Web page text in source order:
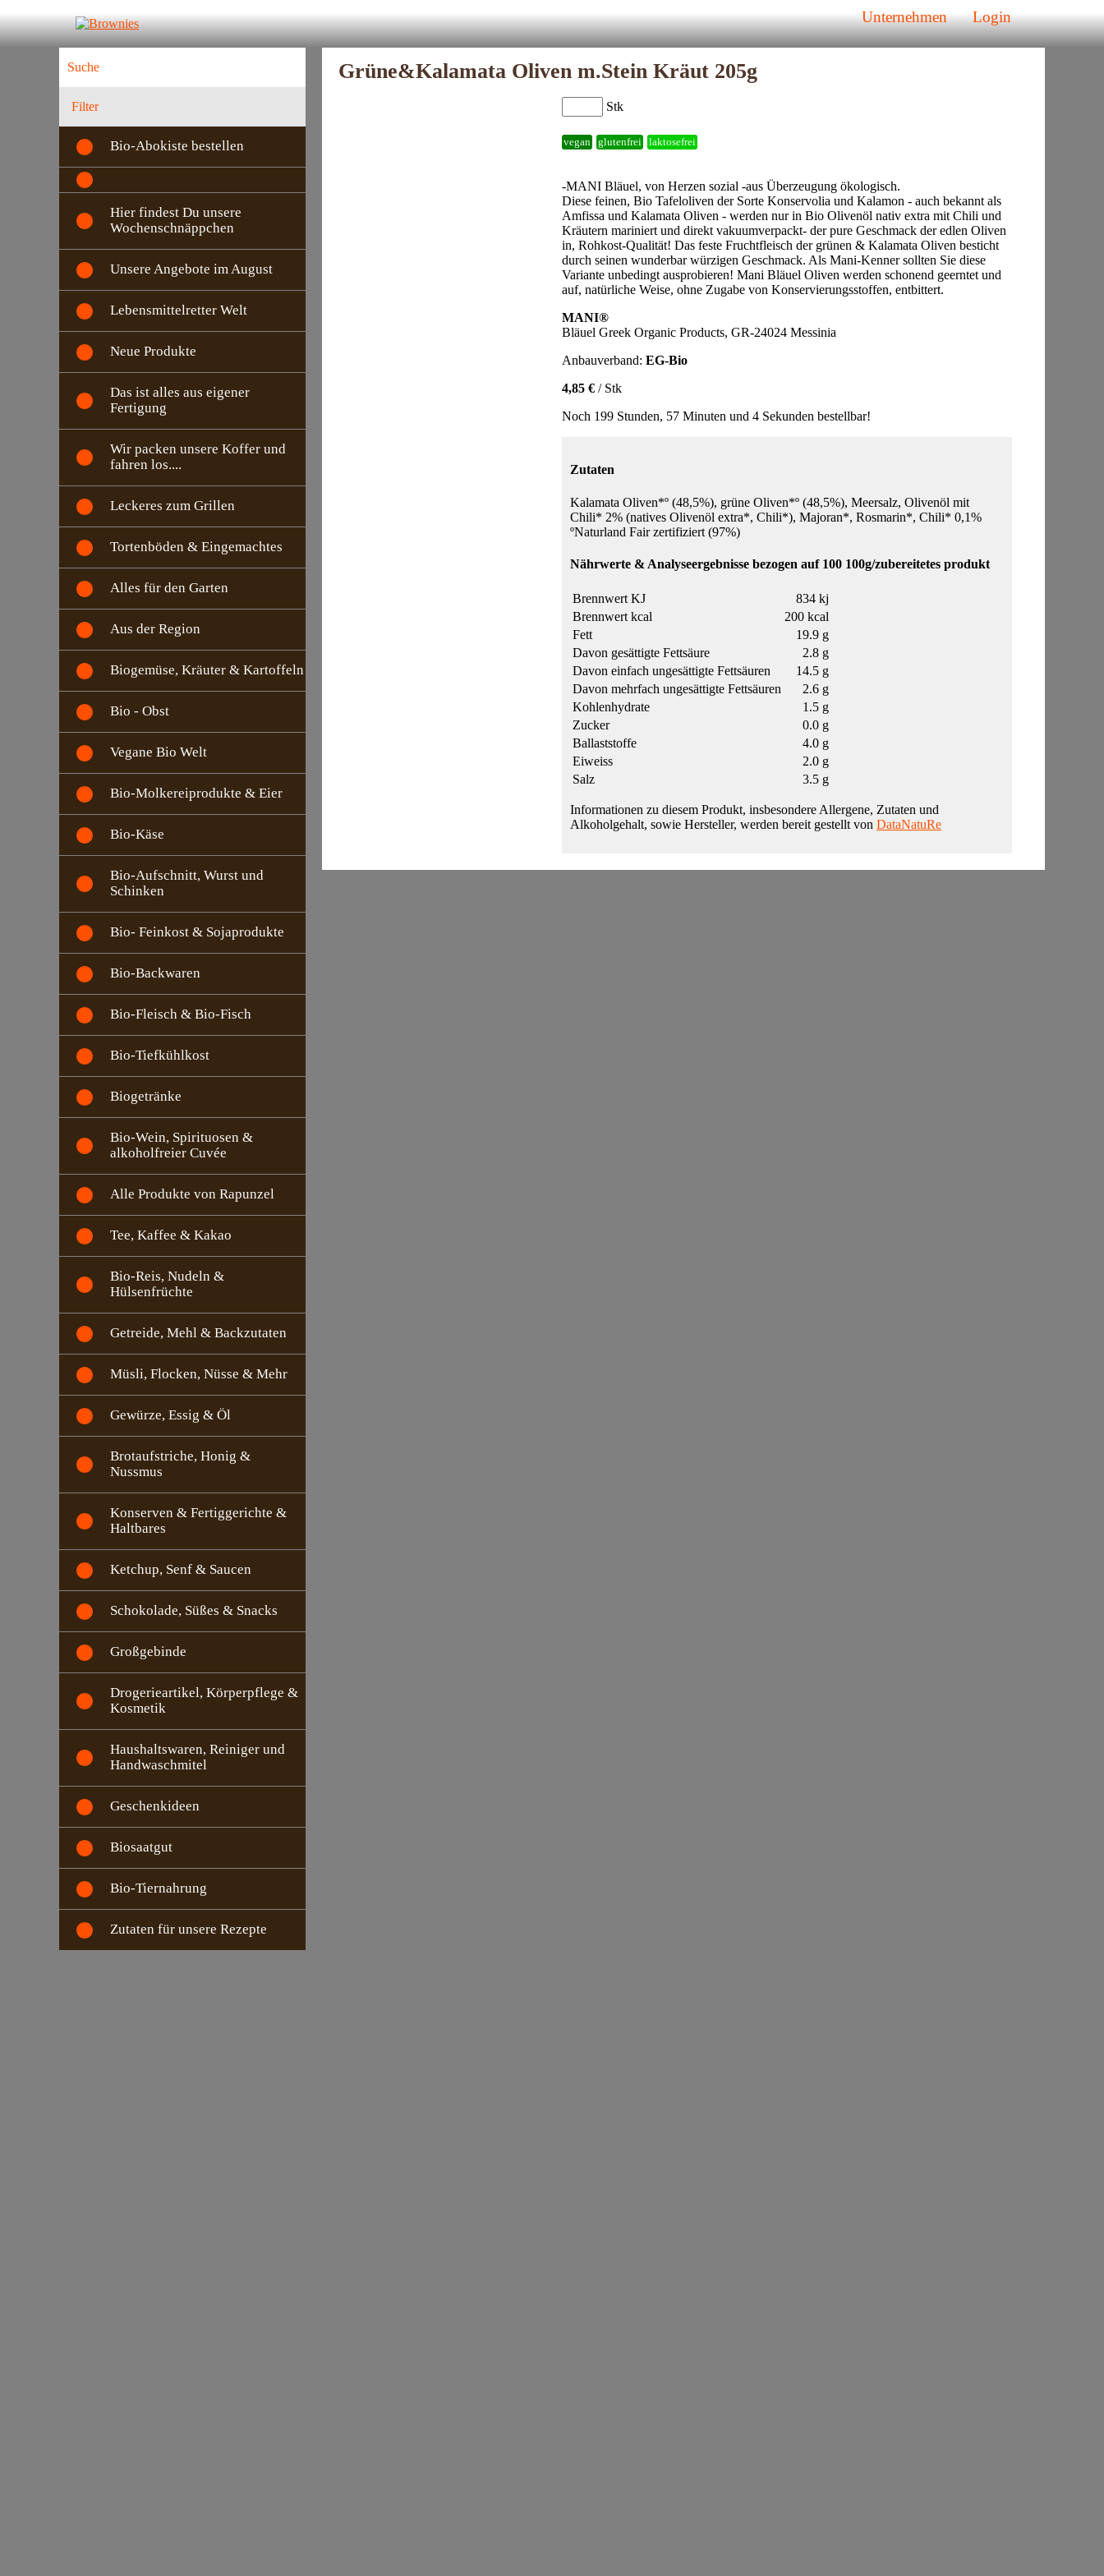
Unternehmen Login
Filter
Bio-Abokiste bestellen
Hier findest Du unsere
Wochenschnäppchen
Unsere Angebote im August
Lebensmittelretter Welt
Neue Produkte
Das ist alles aus eigener
Fertigung
Wir packen unsere Koffer und
fahren los....
Leckeres zum Grillen
Tortenböden & Eingemachtes
Alles für den Garten
Aus der Region
Biogemüse, Kräuter & Kartoffeln
Bio - Obst
Vegane Bio Welt
Bio-Molkereiprodukte & Eier
Bio-Käse
Bio-Aufschnitt, Wurst und
Schinken
Bio- Feinkost & Sojaprodukte
Bio-Backwaren
Bio-Fleisch & Bio-Fisch
Bio-Tiefkühlkost
Biogetränke
Bio-Wein, Spirituosen &
alkoholfreier Cuvée
Alle Produkte von Rapunzel
Tee, Kaffee & Kakao
Bio-Reis, Nudeln &
Hülsenfrüchte
Getreide, Mehl & Backzutaten
Müsli, Flocken, Nüsse & Mehr
Gewürze, Essig & Öl
Brotaufstriche, Honig &
Nussmus
Konserven & Fertiggerichte &
Haltbares
Ketchup, Senf & Saucen
Schokolade, Süßes & Snacks
Großgebinde
Drogerieartikel, Körperpflege &
Kosmetik
Haushaltswaren, Reiniger und
Handwaschmitel
Geschenkideen
Biosaatgut
Bio-Tiernahrung
Zutaten für unsere Rezepte
Grüne&Kalamata Oliven m.Stein Kräut 205g
Stk
vegan glutenfrei laktosefrei
-MANI Bläuel, von Herzen sozial -aus Überzeugung ökologisch.
Diese feinen, Bio Tafeloliven der Sorte Konservolia und Kalamon - auch bekannt als
Amfissa und Kalamata Oliven - werden nur in Bio Olivenöl nativ extra mit Chili und
Kräutern mariniert und direkt vakuumverpackt- der pure Geschmack der edlen Oliven
in, Rohkost-Qualität! Das feste Fruchtfleisch der grünen & Kalamata Oliven besticht
durch seinen wunderbar würzigen Geschmack. Als Mani-Kenner sollten Sie diese
Variante unbedingt ausprobieren! Mani Bläuel Oliven werden schonend geerntet und
auf, natürliche Weise, ohne Zugabe von Konservierungsstoffen, entbittert.
MANI®
Bläuel Greek Organic Products, GR-24024 Messinia
Anbauverband: EG-Bio
4,85 € / Stk
Noch 199 Stunden, 57 Minuten und 4 Sekunden bestellbar!
Zutaten
Kalamata Oliven*º (48,5%), grüne Oliven*º (48,5%), Meersalz, Olivenöl mit
Chili* 2% (natives Olivenöl extra*, Chili*), Majoran*, Rosmarin*, Chili* 0,1%
ºNaturland Fair zertifiziert (97%)
Nährwerte & Analyseergebnisse bezogen auf 100 100g/zubereitetes produkt
Brennwert KJ
834 kj
Brennwert kcal
200 kcal
Fett
19.9 g
Davon gesättigte Fettsäure
2.8 g
Davon einfach ungesättigte Fettsäuren
14.5 g
Davon mehrfach ungesättigte Fettsäuren
2.6 g
Kohlenhydrate
1.5 g
Zucker
0.0 g
Ballaststoffe
4.0 g
Eiweiss
2.0 g
Salz
3.5 g
Informationen zu diesem Produkt, insbesondere Allergene, Zutaten und
Alkoholgehalt, sowie Hersteller, werden bereit gestellt von DataNatuRe